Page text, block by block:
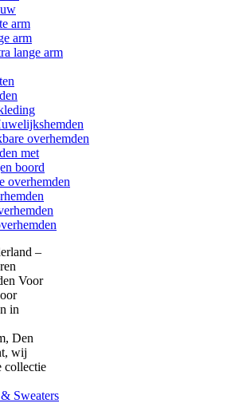
arm
arm
lange arm
overhemden
met
boord
overhemden
–
Voor
in
Den
wij
collectie
Sweaters